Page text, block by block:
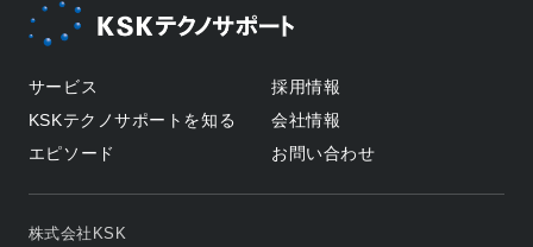
サービス
KSKテクノサポートを知る
エピソード
採用情報
会社情報
お問い合わせ
株式会社KSK